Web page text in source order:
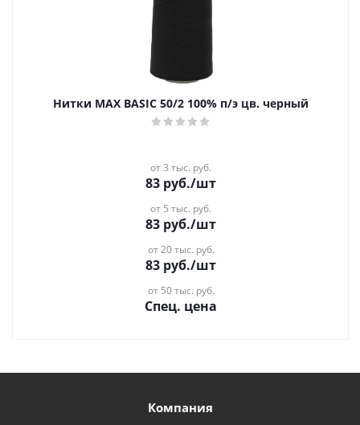
Нитки MAX BASIC 50/2 100% п/э цв. черный
от 3 тыс. руб.
83 руб./шт
от 5 тыс. руб.
83 руб./шт
от 20 тыс. руб.
83 руб./шт
от 50 тыс. руб.
Спец. цена
Компания